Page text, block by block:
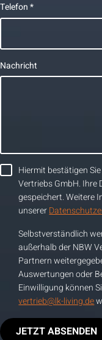
Telefon*
Nachricht
Hiermit bestätigen
Vertriebs GmbH. Ihre
gespeichert. Weitere
unserer
Selbstverständlich
außerhalb der NBW
Partnern
Auswertungen oder
Einwilligung können
vertrieb@lk-living.de
JETZT ABSENDEN